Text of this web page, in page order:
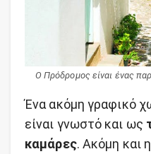
Ο Πρόδρομος είναι ένας
Ένα ακόμη γραφικό
είναι γνωστό και ως
καμάρες. Ακόμη και